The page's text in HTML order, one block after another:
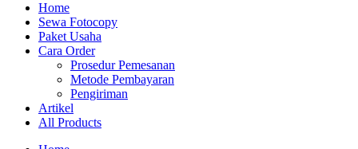
Home
Sewa Fotocopy
Paket Usaha
Cara Order
Prosedur Pemesanan
Metode Pembayaran
Pengiriman
Artikel
All Products